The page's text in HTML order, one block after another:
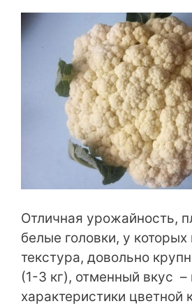
Отличная урожайность,
белые головки, у
текстура, довольно
(1-3 кг), отменный вкус –
характеристики цветной